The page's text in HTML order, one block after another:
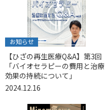
お知らせ
【ひざの再生医療Q&A】第3回
「バイオセラピーの費用と治療
効果の持続について」
2024.12.16